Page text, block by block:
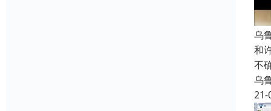
乌
和
不
乌
21-